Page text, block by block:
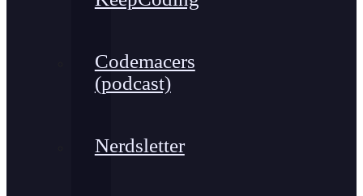
Codemacers
(podcast)
Nerdsletter